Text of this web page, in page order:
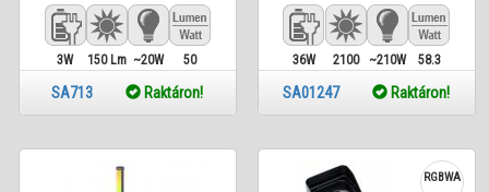
3W 150 Lm ~20W 50
SA713 Raktáron!
36W
2100
~210W 58.3
SA01247 Raktáron!
RGBWA